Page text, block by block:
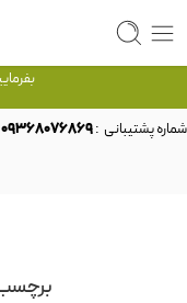
توجه! برند لانگ لایف رایحه
عرضه می کند.که با انتخاب
شماره پشتیبانی :09368076869